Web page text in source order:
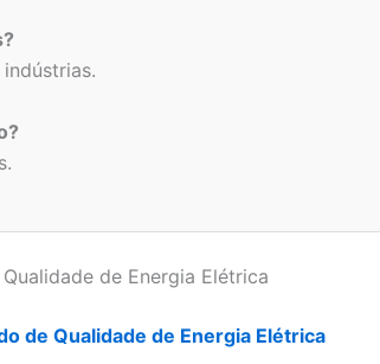
de Energia Elétrica
de Qualidade de Energia Elétrica